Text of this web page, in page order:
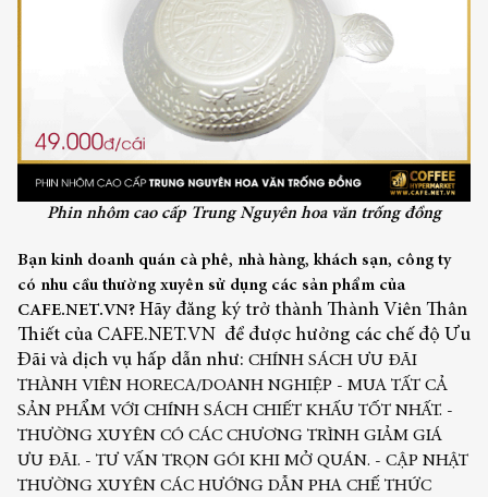
Phin nhôm cao cấp Trung Nguyên hoa văn trống đồng
Bạn kinh doanh quán cà phê, nhà hàng, khách sạn, công ty
có nhu cầu thường xuyên sử dụng các sản phẩm của
CAFE.NET.VN? Hãy đăng ký trở thành Thành Viên Thân
Thiết của CAFE.NET.VN để được hưởng các chế độ Ưu
Đãi và dịch vụ hấp dẫn như: CHÍNH SÁCH ƯU ĐÃI
THÀNH VIÊN HORECA/DOANH NGHIỆP - MUA TẤT CẢ
SẢN PHẨM VỚI CHÍNH SÁCH CHIẾT KHẤU TỐT NHẤT. -
THƯỜNG XUYÊN CÓ CÁC CHƯƠNG TRÌNH GIẢM GIÁ
ƯU ĐÃI. - TƯ VẤN TRỌN GÓI KHI MỞ QUÁN. - CẬP NHẬT
THƯỜNG XUYÊN CÁC HƯỚNG DẪN PHA CHẾ THỨC